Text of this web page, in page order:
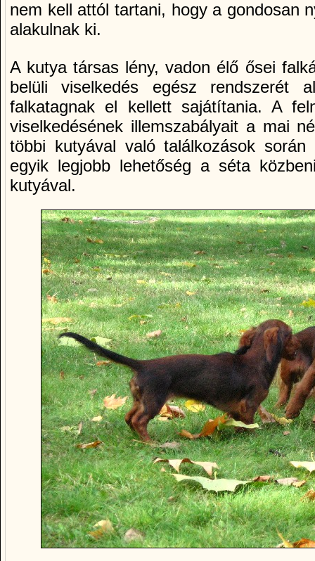
nem kell attól tartani, hogy a gondosan
alakulnak ki.
A kutya társas lény, vadon élő ősei
belüli viselkedés egész rendszerét
falkatagnak el kellett sajátítania. A
viselkedésének illemszabályait a mai
többi kutyával való találkozások
egyik legjobb lehetőség a séta
kutyával.